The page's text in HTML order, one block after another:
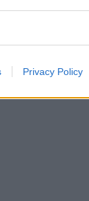
Privacy Policy